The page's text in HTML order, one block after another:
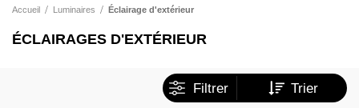
Accueil Luminaires Éclairage d'extérieur
ÉCLAIRAGES D'EXTÉRIEUR
Filtrer Trier